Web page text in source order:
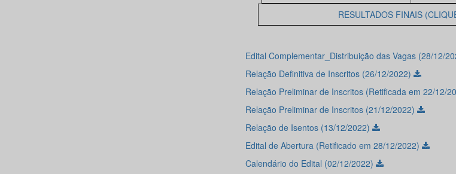
RESULTADOS FINAIS
Edital Complementar_Distribuição das Vagas (28/12/
Relação Definitiva de Inscritos (26/12/2022)
Relação Preliminar de Inscritos (Retificada em 22/12/
Relação Preliminar de Inscritos (21/12/2022)
Relação de Isentos (13/12/2022)
Edital de Abertura (Retificado em 28/12/2022)
Calendário do Edital (02/12/2022)